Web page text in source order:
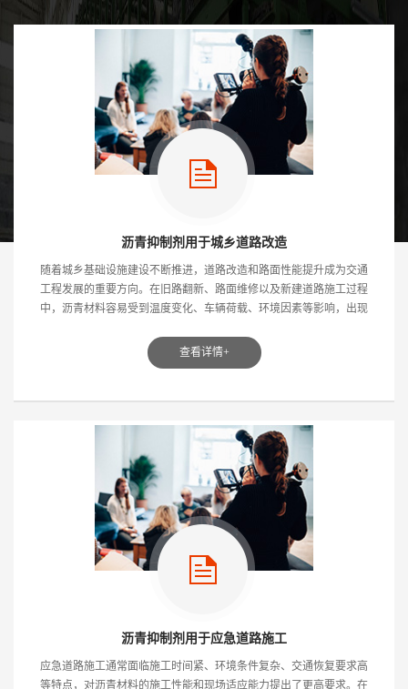
沥青抑制剂用于城乡道路改造
随着城乡基础设施建设不断推进，道路改造和路面性能提升成为交通
工程发展的重要方向。在旧路翻新、路面维修以及新建道路施工过程
中，沥青材料容易受到温度变化、车辆荷载、环境因素等影响，出现
查看详情+
沥青抑制剂用于应急道路施工
应急道路施工通常面临施工时间紧、环境条件复杂、交通恢复要求高
等特点，对沥青材料的施工性能和现场适应能力提出了更高要求。在